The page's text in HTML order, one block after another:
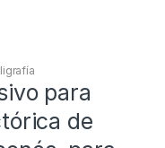
para
de